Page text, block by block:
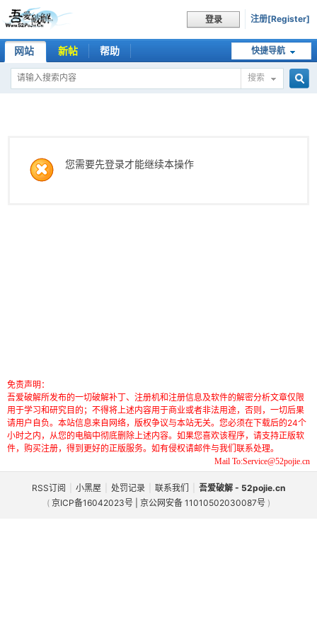
登录 注册[Register]
快捷导航
网站 新帖 帮助
搜索
您需要先登录才能继续本操作
免责声明：
吾爱破解所发布的一切破解补丁、注册机和注册信息及软件的解密分析文章仅限
用于学习和研究目的；不得将上述内容用于商业或者非法用途，否则，一切后果
请用户自负。本站信息来自网络，版权争议与本站无关。您必须在下载后的24个
小时之内，从您的电脑中彻底删除上述内容。如果您喜欢该程序，请支持正版软
件，购买注册，得到更好的正版服务。如有侵权请邮件与我们联系处理。
Mail To:Service@52pojie.cn
RSS订阅 小黑屋 处罚记录 联系我们
吾爱破解 - 52pojie.cn
( 京ICP备16042023号 | 京公网安备 11010502030087号 )